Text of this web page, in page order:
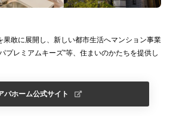
果敢に展開し、新しい都市生活へマンション事業
プレミアムキーズ”等、住まいのかたちを提供し
パホーム公式サイト